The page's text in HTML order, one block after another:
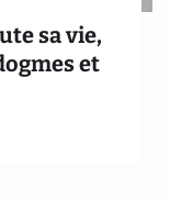
sa vie,
et